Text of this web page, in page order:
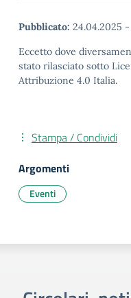
Pubblicato: 24.04.2025 -
Eccetto dove
stato rilasciato sotto
Attribuzione 4.0 Italia.
Stampa / Condividi
Argomenti
Eventi